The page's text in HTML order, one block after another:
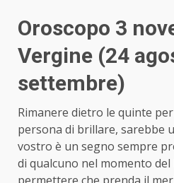
Oroscopo 3
Vergine (24
settembre)
Rimanere dietro le quinte
persona di brillare, sarebbe
vostro è un segno sempre
di qualcuno nel momento
permettere che prenda il